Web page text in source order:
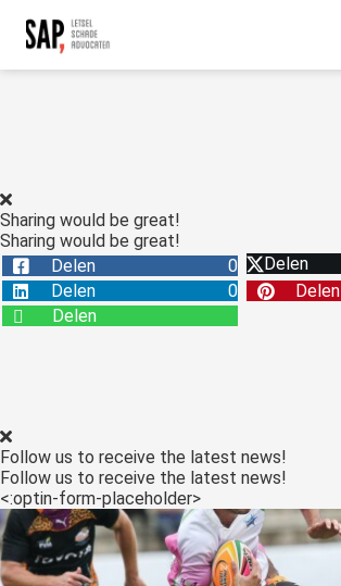
Sharing would be great!
Sharing would be great!
Delen
0 Delen
Delen
0 Delen
Delen
Follow us to receive the latest news!
Follow us to receive the latest news!
<:optin-form-placeholder>